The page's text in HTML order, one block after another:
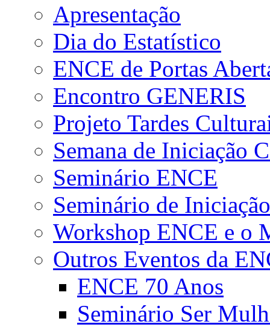
Apresentação
Dia do Estatístico
ENCE de Portas
Encontro GENERIS
Projeto Tardes
Semana de Iniciação
Seminário ENCE
Seminário de
Workshop ENCE e o
Outros Eventos da
ENCE 70 Anos
Seminário Ser